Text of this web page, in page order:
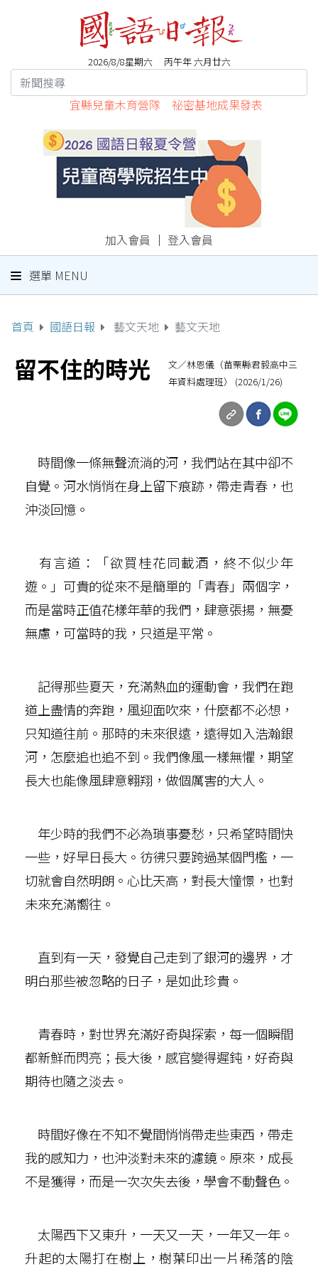
2026/8/8星期六 丙午年 六月廿六
宜縣兒童木育營隊 祕密基地成果發表
加入會員 ｜ 登入會員
選單 MENU
首頁 國語日報 藝文天地 藝文天地
留不住的時光
文／林恩儀（苗栗縣君毅高中三
年資料處理班） (2026/1/26)
時間像一條無聲流淌的河，我們站在其中卻不
自覺。河水悄悄在身上留下痕跡，帶走青春，也
沖淡回憶。
有言道：「欲買桂花同載酒，終不似少年
遊。」可貴的從來不是簡單的「青春」兩個字，
而是當時正值花樣年華的我們，肆意張揚，無憂
無慮，可當時的我，只道是平常。
記得那些夏天，充滿熱血的運動會，我們在跑
道上盡情的奔跑，風迎面吹來，什麼都不必想，
只知道往前。那時的未來很遠，遠得如入浩瀚銀
河，怎麼追也追不到。我們像風一樣無懼，期望
長大也能像風肆意翱翔，做個厲害的大人。
年少時的我們不必為瑣事憂愁，只希望時間快
一些，好早日長大。彷彿只要跨過某個門檻，一
切就會自然明朗。心比天高，對長大憧憬，也對
未來充滿嚮往。
直到有一天，發覺自己走到了銀河的邊界，才
明白那些被忽略的日子，是如此珍貴。
青春時，對世界充滿好奇與探索，每一個瞬間
都新鮮而閃亮；長大後，感官變得遲鈍，好奇與
期待也隨之淡去。
時間好像在不知不覺間悄悄帶走些東西，帶走
我的感知力，也沖淡對未來的濾鏡。原來，成長
不是獲得，而是一次次失去後，學會不動聲色。
太陽西下又東升，一天又一天，一年又一年。
升起的太陽打在樹上，樹葉印出一片稀落的陰